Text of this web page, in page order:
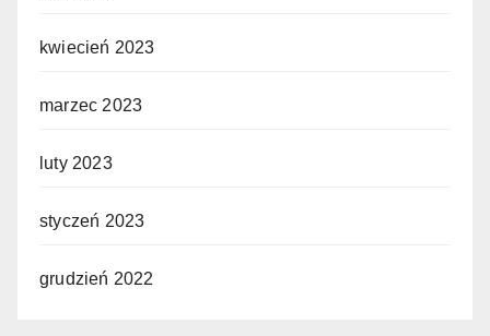
kwiecień 2023
marzec 2023
luty 2023
styczeń 2023
grudzień 2022